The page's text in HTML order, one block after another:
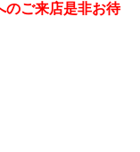
のご来店是非お待